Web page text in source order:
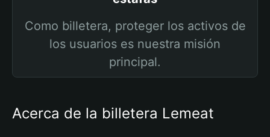
Como billetera, proteger los activos de
los usuarios es nuestra misión
principal.
Acerca de la billetera Lemeat